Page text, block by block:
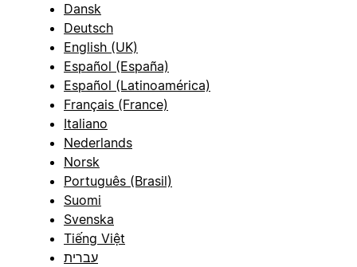
Dansk
Deutsch
English (UK)
Español (España)
Español (Latinoamérica)
Français (France)
Italiano
Nederlands
Norsk
Português (Brasil)
Suomi
Svenska
Tiếng Việt
עברית